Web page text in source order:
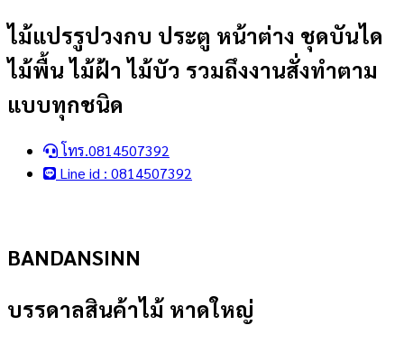
Skip
content
ไม้แปรรูปวงกบ ประตู หน้าต่าง ชุดบันได
ไม้พื้น ไม้ฝ้า ไม้บัว รวมถึงงานสั่งทำตาม
แบบทุกชนิด
โทร.0814507392
Line id : 0814507392
BANDANSINN
บรรดาลสินค้าไม้ หาดใหญ่